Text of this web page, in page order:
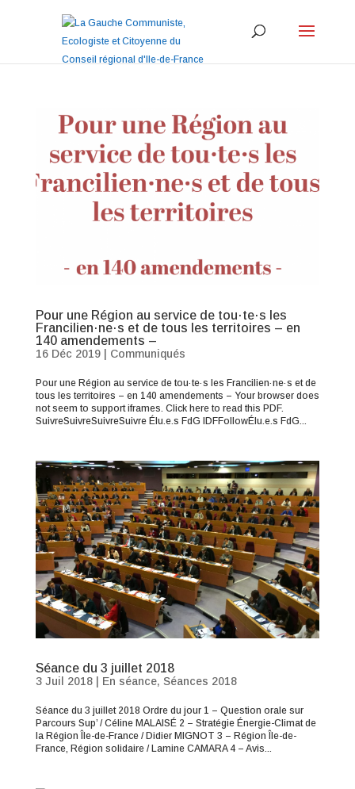
Pour une Région au service de tou·te·s les
Francilien·ne·s et de tous les territoires – en
140 amendements –
16 Déc 2019| Communiqués
Pour une Région au service de tou·te·s les Francilien·ne·s et de
tous les territoires – en 140 amendements – Your browser does
not seem to support iframes. Click here to read this PDF.
SuivreSuivreSuivreSuivre Élu.e.s FdG IDFFollowÉlu.e.s FdG...
Séance du 3 juillet 2018
3 Juil 2018| En séance, Séances 2018
Séance du 3 juillet 2018 Ordre du jour 1 – Question orale sur
Parcours Sup’ / Céline MALAISÉ 2 – Stratégie Énergie-Climat de
la Région Île-de-France / Didier MIGNOT 3 – Région Île-de-
France, Région solidaire / Lamine CAMARA 4 – Avis...